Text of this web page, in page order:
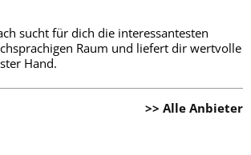
sucht für dich die interessantesten
Raum und liefert dir wertvolle
Hand.
>> Alle Anbieter